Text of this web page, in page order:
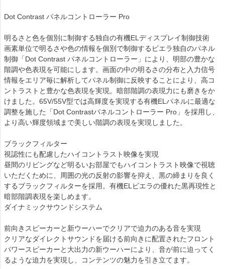
Dot Contrast パネルコントローラー Pro
明るさと色を個別に制御する独自の有機ELディスプレイ制御技術
画素単位で明るさや色の情報を個別で制御するビエラ独自のパネル
制御「Dot Contrast パネルコントローラー」により、明部の豊かな
階調や色表現を可能にします。画面の中の明るさの分布と入力信号
情報をエリア毎に解析してパネル制御に反映することにより、高コ
ントラストと豊かな色表現を実現。暗部階調の表現力にも磨きをか
けました。65V/55V型では高輝度を実現する有機ELパネルに最適な
調整を施した「Dot Contrastパネルコントローラー Pro」を採用し、
より高い輝度領域まで美しい階調の表現を実現しました。
ブラックフィルター
視認性にも配慮したハイコントラスト映像を実現
昼間のリビングなど明るいお部屋でもハイコントラスト映像で視聴
いただくために、周囲の光の反射の影響を抑え、黒の締まりを良く
するブラックフィルターを採用。有機ELビエラの優れた黒再現性と
暗部階調表現を楽しめます。
ダイナミックサウンドシステム
前向きスピーカーと新ウーハーでクリアで迫力のある音を実現
クリアなダイレクトサウンドを届ける前向きに配置されたフロント
パワースピーカーと大出力の新ウーハーにより、音が前に迫ってく
るような迫力を実現し、コンテンツの魅力を引き立てます。